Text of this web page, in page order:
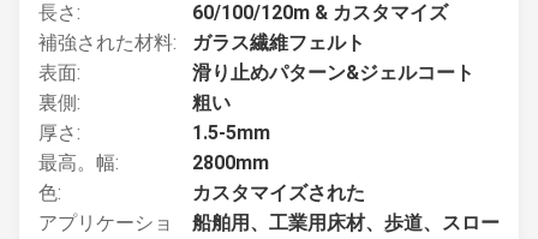
長さ:
60/100/120m & カスタマイズ
補強された材料:
ガラス繊維フェルト
表面:
滑り止めパターン&ジェルコート
裏側:
粗い
厚さ:
1.5-5mm
最高。幅:
2800mm
色:
カスタマイズされた
アプリケーショ
船舶用、工業用床材、歩道、スロー